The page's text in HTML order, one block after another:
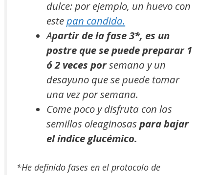
dulce: por ejemplo, un huevo con
estepan candida.
Apartir de la fase 3*, es un
postre que se puede preparar 1
ó 2 veces porsemana y un
desayuno que se puede tomar
una vez por semana.
Come poco y disfruta con las
semillas oleaginosaspara bajar
el índice glucémico.
*He definido fases en el protocolo de